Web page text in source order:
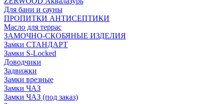
Для бани и сауны
ПРОПИТКИ АНТИСЕПТИКИ
Масло для террас
ЗАМОЧНО-СКОБЯНЫЕ ИЗДЕЛИЯ
Замки СТАНДАРТ
Замки S-Locked
Доводчики
Задвижки
Замки врезные
Замки ЧАЗ
Замки ЧАЗ (под заказ)